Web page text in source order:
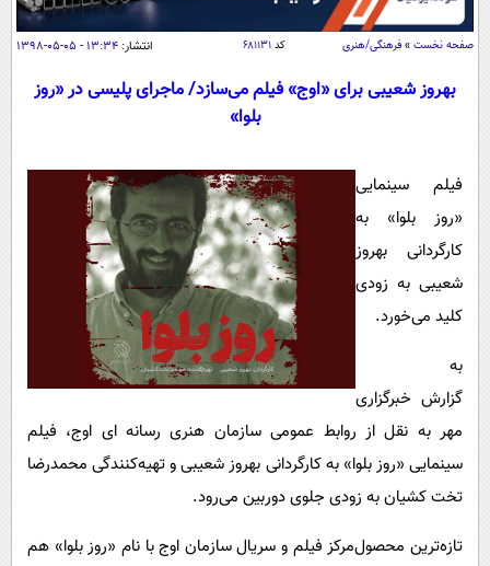
اقتصاد
خودرو
جامعه
اجتماعی
سلامت
یک برش دانایی
محیط زیست
سفر و تفریح
ورزشی
سیاست خارجی
فرهنگ و هنر
علم و دانش
فناوری و It
علمی
اخبار کریپتو
قرآن
گوناگون
سرگرمی
باشگاه مغز
مجله تصویری سلاح
فیلم
اقتصاد
سیاست
سرگرمی
فناوری
عصر ایران 2
داستان کوتاه
پیامک
روانشناسی
صفحه نخست » فرهنگی/هنری کد ۶۸۱۱۳۱ انتشار: ۱۳:۳۴ - ۰۵-۰۵-۱۳۹۸
بهروز شعیبی برای «اوج» فیلم می‌سازد/ ماجرای پلیسی در «روز
بلوا»
فیلم سینمایی
«روز بلوا» به
کارگردانی بهروز
شعیبی به زودی
کلید می‌خورد.
به
گزارش خبرگزاری
مهر به نقل از روابط عمومی سازمان هنری رسانه ای اوج، فیلم
سینمایی «روز بلوا» به کارگردانی بهروز شعیبی و تهیه‌کنندگی محمدرضا
تخت کشیان به زودی جلوی دوربین می‌رود.
تازه‌ترین محصول‌مرکز فیلم و سریال سازمان اوج با نام «روز بلوا» هم